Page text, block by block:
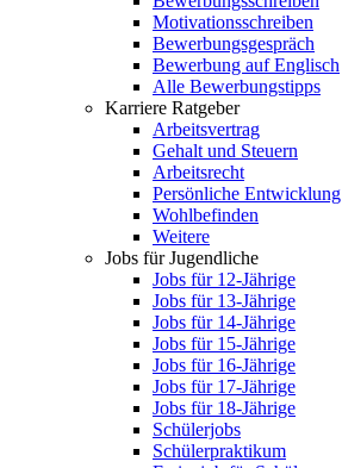
Motivationsschreiben
Bewerbungsgespräch
Bewerbung auf Englisch
Alle Bewerbungstipps
Karriere Ratgeber
Arbeitsvertrag
Gehalt und Steuern
Arbeitsrecht
Persönliche Entwicklung
Wohlbefinden
Weitere
Jobs für Jugendliche
Jobs für 12-Jährige
Jobs für 13-Jährige
Jobs für 14-Jährige
Jobs für 15-Jährige
Jobs für 16-Jährige
Jobs für 17-Jährige
Jobs für 18-Jährige
Schülerjobs
Schülerpraktikum